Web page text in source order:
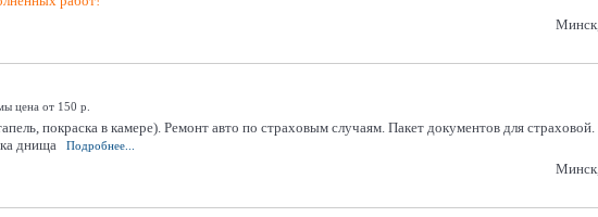
цена от 150 р.
покраска в камере). Ремонт авто по страховым случаям. Пакет документов для
днища
Подробнее...